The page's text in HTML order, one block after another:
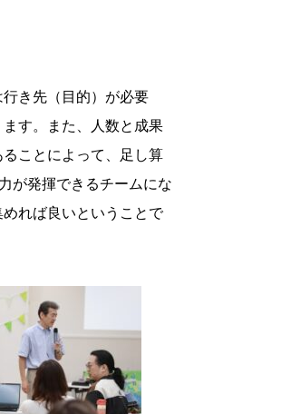
き先（目的）が必要
す。また、人数と成果
ことによって、足し算
が発揮できるチームにな
れば良いということで